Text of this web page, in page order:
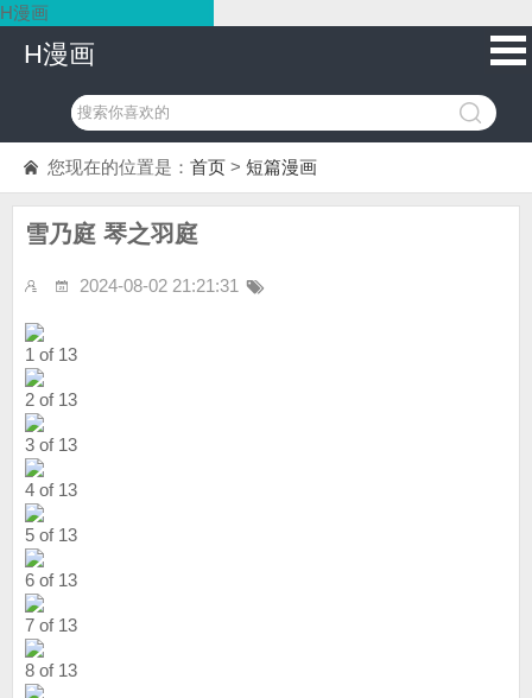
H漫画
H漫画
您现在的位置是： 首页 > 短篇漫画
雪乃庭 琴之羽庭
2024-08-02 21:21:31
1 of 13
2 of 13
3 of 13
4 of 13
5 of 13
6 of 13
7 of 13
8 of 13